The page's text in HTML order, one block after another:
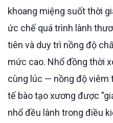
khoang miệng suốt thời
ức chế quá trình lành
tiên và duy trì nồng độ
mức cao. Nhổ đồng thời
cùng lúc — nồng độ viêm
tế bào tạo xương được
nhổ đều lành trong điều